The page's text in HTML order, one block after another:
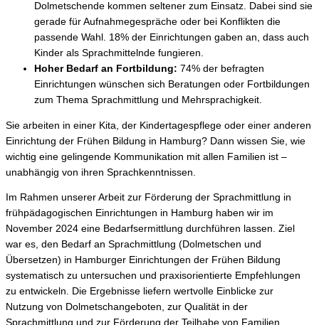
Dolmetschende kommen seltener zum Einsatz. Dabei sind sie
gerade für Aufnahmegespräche oder bei Konflikten die
passende Wahl. 18% der Einrichtungen gaben an, dass auch
Kinder als Sprachmittelnde fungieren.
Hoher Bedarf an Fortbildung: 74% der befragten
Einrichtungen wünschen sich Beratungen oder Fortbildungen
zum Thema Sprachmittlung und Mehrsprachigkeit.
Sie arbeiten in einer Kita, der Kindertagespflege oder einer anderen
Einrichtung der Frühen Bildung in Hamburg? Dann wissen Sie, wie
wichtig eine gelingende Kommunikation mit allen Familien ist –
unabhängig von ihren Sprachkenntnissen.
Im Rahmen unserer Arbeit zur Förderung der Sprachmittlung in
frühpädagogischen Einrichtungen in Hamburg haben wir im
November 2024 eine Bedarfsermittlung durchführen lassen. Ziel
war es, den Bedarf an Sprachmittlung (Dolmetschen und
Übersetzen) in Hamburger Einrichtungen der Frühen Bildung
systematisch zu untersuchen und praxisorientierte Empfehlungen
zu entwickeln. Die Ergebnisse liefern wertvolle Einblicke zur
Nutzung von Dolmetschangeboten, zur Qualität in der
Sprachmittlung und zur Förderung der Teilhabe von Familien.